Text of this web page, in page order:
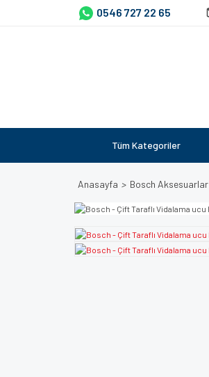
0546 727 22 65
Tüm Kategoriler
Anasayfa Bosch Aksesuarlar